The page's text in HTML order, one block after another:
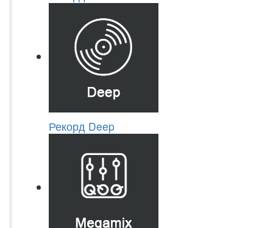
Рекорд Deep